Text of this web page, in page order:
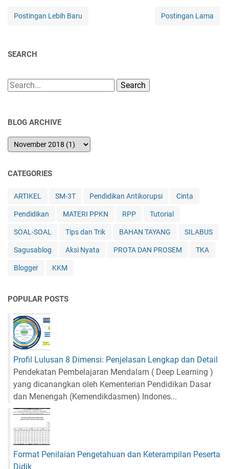
Postingan Lebih Baru Postingan Lama
SEARCH
Search
BLOG ARCHIVE
CATEGORIES
ARTIKEL SM-3T Pendidikan Antikorupsi Cinta
Pendidikan MATERI PPKN RPP Tutorial
SOAL-SOAL Tips dan Trik BAHAN TAYANG SILABUS
Sagusablog Aksi Nyata PROTA DAN PROSEM TKA
Blogger KKM
POPULAR POSTS
Profil Lulusan 8 Dimensi: Penjelasan Lengkap dan Detail
Pendekatan Pembelajaran Mendalam ( Deep Learning )
yang dicanangkan oleh Kementerian Pendidikan Dasar
dan Menengah (Kemendikdasmen) Indones...
Format Penilaian Pengetahuan dan Keterampilan Peserta
Didik